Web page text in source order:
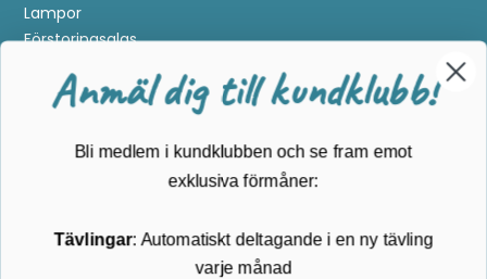
Lampor
Förstoringsglas
Guider
Köpvillkor
Anmäl dig till kundklubb!
Bli medlem i kundklubben och se fram emot
exklusiva förmåner:
Tävlingar: Automatiskt deltagande i en ny tävling
varje månad